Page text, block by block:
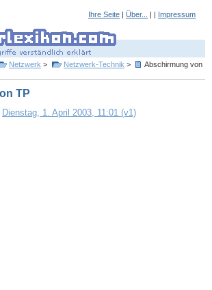
Ihre Seite | Über... | | Impressum
Netzwerk > Netzwerk-Technik >
Abschirmung von
TP
Dienstag, 1. April 2003, 11:01 (v1)